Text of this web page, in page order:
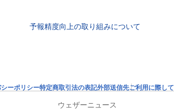
予報精度向上の取り組みについて
ーポリシー特定商取引法の表記外部送信先ご利用に際して
ウェザーニュース